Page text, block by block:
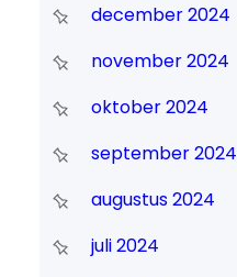
december 2024
november 2024
oktober 2024
september 2024
augustus 2024
juli 2024